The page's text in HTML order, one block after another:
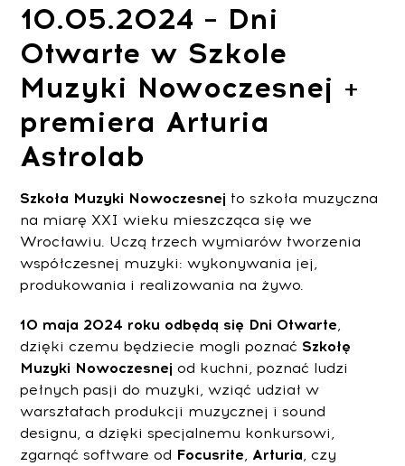
10.05.2024 – Dni
Otwarte w Szkole
Muzyki Nowoczesnej +
premiera Arturia
Astrolab
Szkoła Muzyki Nowoczesnej to szkoła muzyczna
na miarę XXI wieku mieszcząca się we
Wrocławiu. Uczą trzech wymiarów tworzenia
współczesnej muzyki: wykonywania jej,
produkowania i realizowania na żywo.
10 maja 2024 roku odbędą się Dni Otwarte
dzięki czemu będziecie mogli poznać Szkołę
Muzyki Nowoczesnej od kuchni, poznać ludzi
pełnych pasji do muzyki, wziąć udział w
warsztatach produkcji muzycznej i sound
designu, a dzięki specjalnemu konkursowi,
zgarnąć software od Focusrite Arturia , czy